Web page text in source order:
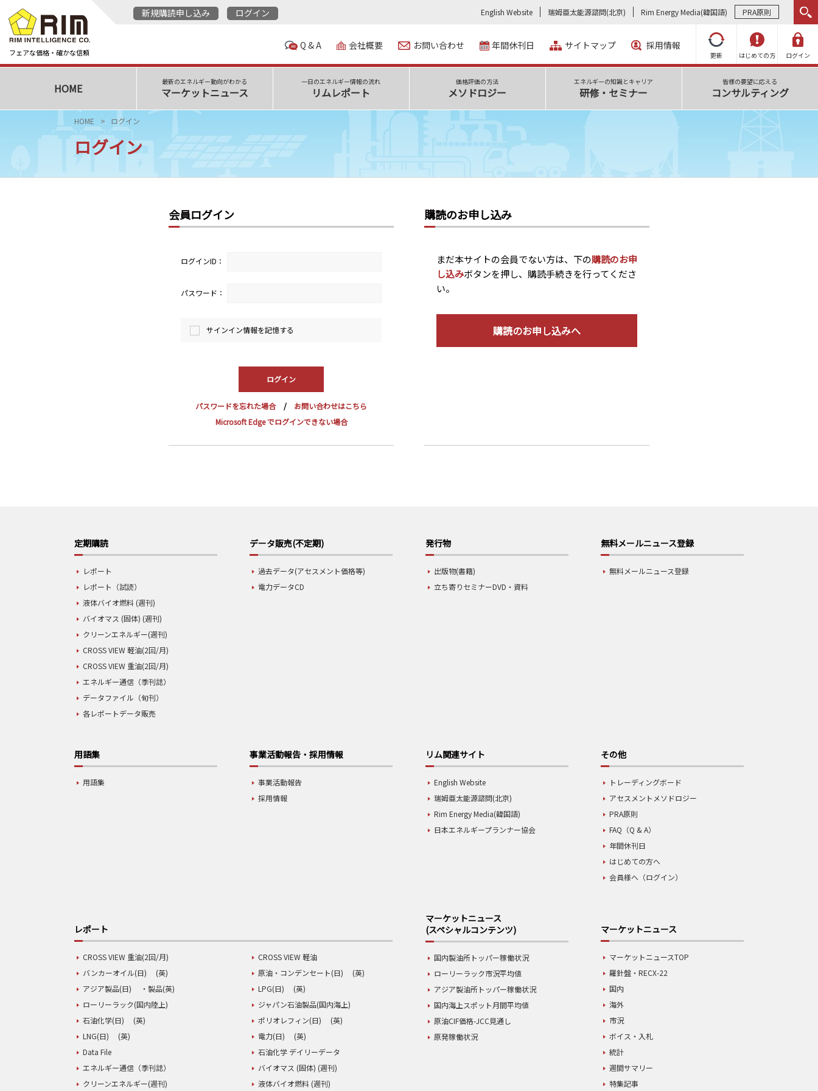
フェアな価格・確かな信頼
新規購読申し込み ログイン English Website 瑞姆亜太能源諮問(北京) Rim Energy Media(韓国語) PRA原則
更新 はじめての方 ログイン
Q & A 会社概要 お問い合わせ 年間休刊日 サイトマップ 採用情報
HOME 最新のエネルギー動向がわかる
マーケットニュース
一日のエネルギー情報の流れ
リムレポート
価格評価の方法
メソドロジー
エネルギーの知識とキャリア
研修・セミナー
皆様の要望に応える
コンサルティング
HOME ログイン
ログイン
会員ログイン
ログインID：
パスワード：
サインイン情報を記憶する
パスワードを忘れた場合
お問い合わせはこちら
Microsoft Edge でログインできない場合
購読のお申し込み
まだ本サイトの会員でない方は、下の購読のお申
し込みボタンを押し、購読手続きを行ってくださ
い。
購読のお申し込みへ
定期購読
レポート
レポート（試読）
液体バイオ燃料 (週刊)
バイオマス (固体) (週刊)
クリーンエネルギー(週刊)
CROSS VIEW 軽油(2回/月)
CROSS VIEW 重油(2回/月)
エネルギー通信（季刊誌）
データファイル（旬刊）
各レポートデータ販売
データ販売(不定期)
過去データ(アセスメント価格等)
電力データCD
発行物
出版物(書籍)
立ち寄りセミナーDVD・資料
無料メールニュース登録
無料メールニュース登録
用語集
用語集
事業活動報告・採用情報
事業活動報告
採用情報
リム関連サイト
English Website
瑞姆亜太能源諮問(北京)
Rim Energy Media(韓国語)
日本エネルギープランナー協会
その他
トレーディングボード
アセスメントメソドロジー
PRA原則
FAQ（Q & A）
年間休刊日
はじめての方へ
会員様へ（ログイン）
レポート
CROSS VIEW 重油(2回/月)
CROSS VIEW 軽油
バンカーオイル(日)
(英) 原油・コンデンセート(日)
(英)
アジア製品(日)
・製品(英) LPG(日)
(英)
ローリーラック(国内陸上)
ジャパン石油製品(国内海上)
石油化学(日)
(英) ポリオレフィン(日)
(英)
LNG(日)
(英) 電力(日)
(英)
Data File
石油化学 デイリーデータ
エネルギー通信（季刊誌）
バイオマス (固体) (週刊)
クリーンエネルギー(週刊)
液体バイオ燃料 (週刊)
マーケットニュース
(スペシャルコンテンツ)
国内製油所トッパー稼働状況
ローリーラック市況平均値
アジア製油所トッパー稼働状況
国内海上スポット月間平均値
原油CIF価格-JCC見通し
原発稼働状況
マーケットニュース
マーケットニュースTOP
羅針盤・RECX-22
国内
海外
市況
ボイス・入札
統計
週間サマリー
特集記事